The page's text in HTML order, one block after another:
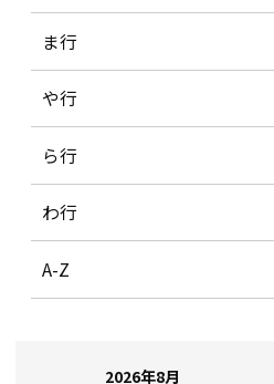
ま行
や行
ら行
わ行
A-Z
2026年8月